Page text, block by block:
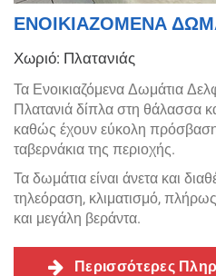
ΕΝΟΙΚΙΑΖΟΜΕΝΑ
Χωριό: Πλατανιάς
Τα Ενοικιαζόμενα Δωμάτια
Πλατανιά δίπλα στη θάλασσα
καθώς έχουν εύκολη
ταβερνάκια της περιοχής.
Τα δωμάτια είναι άνετα και
τηλεόραση, κλιματισμό,
και μεγάλη βεράντα.
Περισσότερες